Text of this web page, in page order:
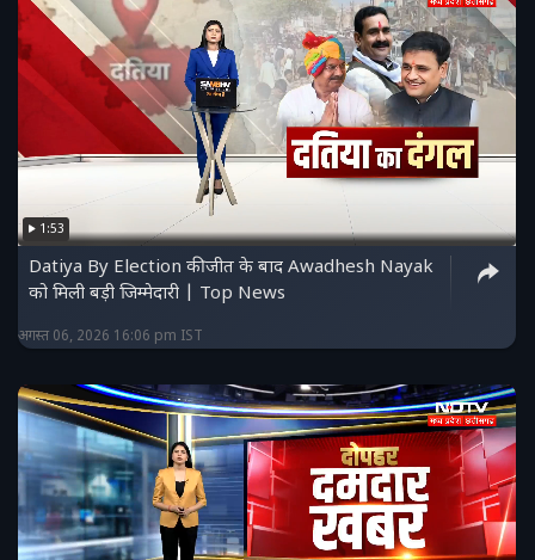
1:53
Datiya By Election की जीत के बाद Awadhesh Nayak
को मिली बड़ी जिम्मेदारी | Top News
अगस्त 06, 2026 16:06 pm IST